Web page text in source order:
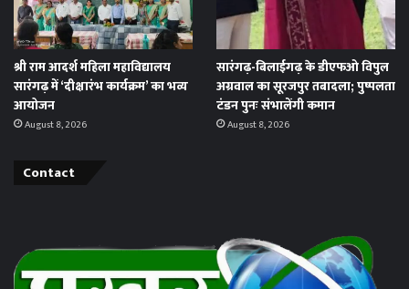
श्री राम आदर्श महिला महाविद्यालय
सारंगढ़ में ‘दीक्षारंभ कार्यक्रम’ का भव्य
आयोजन
August 8, 2026
सारंगढ़-बिलाईगढ़ के डीएफओ विपुल
अग्रवाल का सूरजपुर तबादला; पुष्पलता
टंडन पुनः संभालेंगी कमान
August 8, 2026
Contact